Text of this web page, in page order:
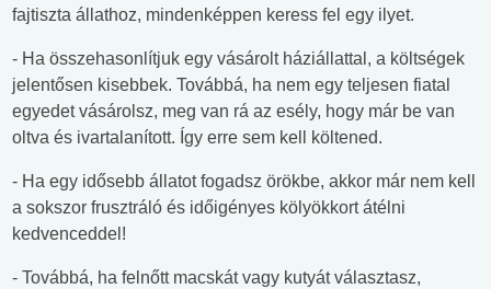
fajtiszta állathoz, mindenképpen keress fel egy ilyet.
- Ha összehasonlítjuk egy vásárolt háziállattal, a költségek
jelentősen kisebbek. Továbbá, ha nem egy teljesen fiatal
egyedet vásárolsz, meg van rá az esély, hogy már be van
oltva és ivartalanított. Így erre sem kell költened.
- Ha egy idősebb állatot fogadsz örökbe, akkor már nem kell
a sokszor frusztráló és időigényes kölyökkort átélni
kedvenceddel!
- Továbbá, ha felnőtt macskát vagy kutyát választasz,